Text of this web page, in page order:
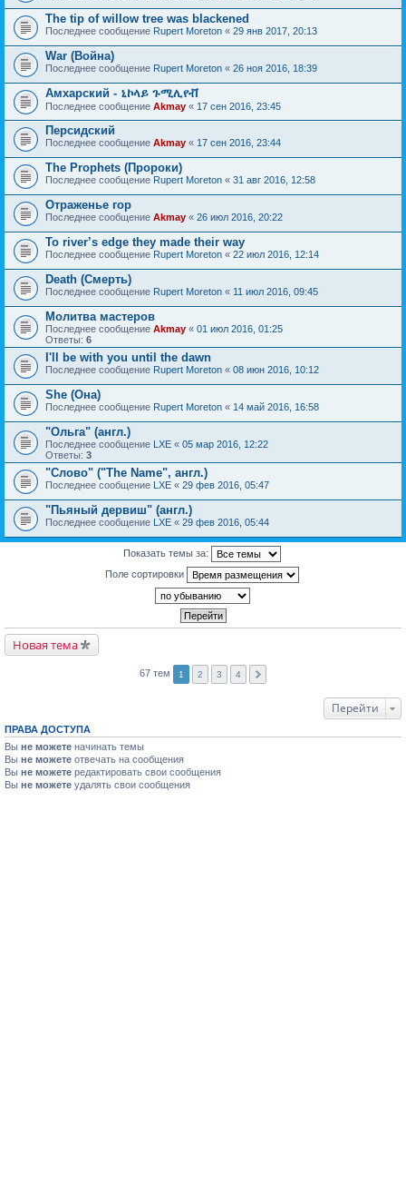
The tip of willow tree was blackened
Последнее сообщение Rupert Moreton « 29 янв 2017, 20:13
War (Война)
Последнее сообщение Rupert Moreton « 26 ноя 2016, 18:39
Амхарский - ኒኮላይ ጉሚሊየቭ
Последнее сообщение Akmay « 17 сен 2016, 23:45
Персидский
Последнее сообщение Akmay « 17 сен 2016, 23:44
The Prophets (Пророки)
Последнее сообщение Rupert Moreton « 31 авг 2016, 12:58
Отраженье гор
Последнее сообщение Akmay « 26 июл 2016, 20:22
To river’s edge they made their way
Последнее сообщение Rupert Moreton « 22 июл 2016, 12:14
Death (Смерть)
Последнее сообщение Rupert Moreton « 11 июл 2016, 09:45
Молитва мастеров
Последнее сообщение Akmay « 01 июл 2016, 01:25
Ответы: 6
I'll be with you until the dawn
Последнее сообщение Rupert Moreton « 08 июн 2016, 10:12
She (Она)
Последнее сообщение Rupert Moreton « 14 май 2016, 16:58
"Ольга" (англ.)
Последнее сообщение LXE « 05 мар 2016, 12:22
Ответы: 3
"Слово" ("The Name", англ.)
Последнее сообщение LXE « 29 фев 2016, 05:47
"Пьяный дервиш" (англ.)
Последнее сообщение LXE « 29 фев 2016, 05:44
Показать темы за:
Поле сортировки
Новая тема
67 тем 1 2 3 4
Перейти
ПРАВА ДОСТУПА
Вы не можете начинать темы
Вы не можете отвечать на сообщения
Вы не можете редактировать свои сообщения
Вы не можете удалять свои сообщения